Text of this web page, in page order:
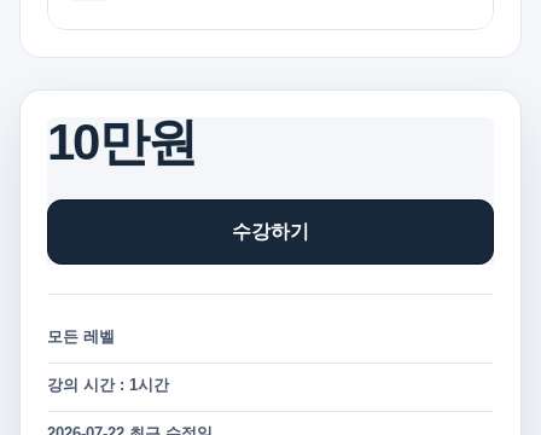
10만원
수강하기
모든 레벨
강의 시간 : 1시간